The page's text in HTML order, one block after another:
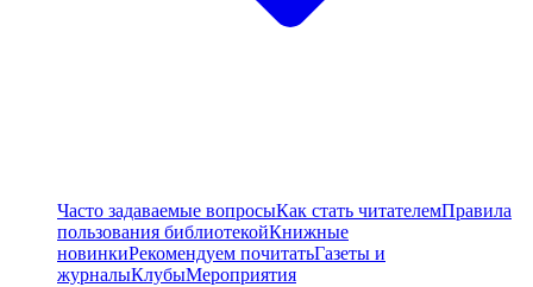
Часто задаваемые вопросыКак стать читателемПравила
пользования библиотекойКнижные
новинкиРекомендуем почитатьГазеты и
журналыКлубыМероприятия